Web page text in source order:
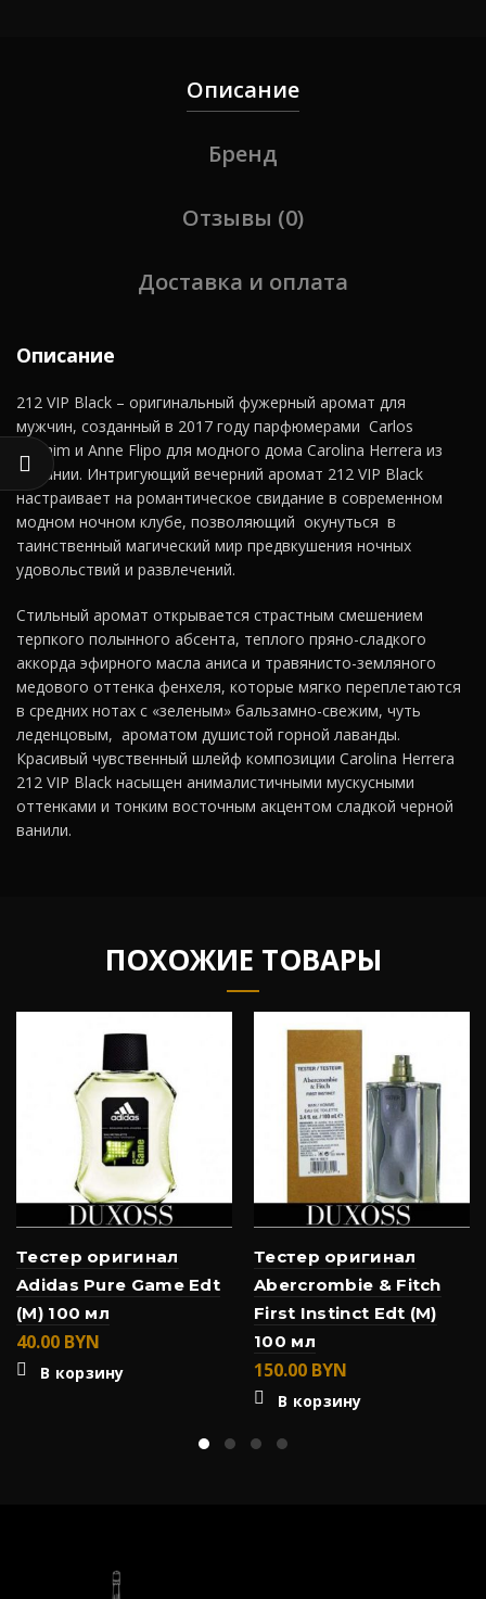
Описание
Бренд
Отзывы (0)
Доставка и оплата
Описание
212 VIP Black – оригинальный фужерный аромат для
мужчин, созданный в 2017 году парфюмерами Carlos
Benaim и Anne Flipo для модного дома Carolina Herrera из
Испании. Интригующий вечерний аромат 212 VIP Black
настраивает на романтическое свидание в современном
модном ночном клубе, позволяющий окунуться в
таинственный магический мир предвкушения ночных
удовольствий и развлечений.
Стильный аромат открывается страстным смешением
терпкого полынного абсента, теплого пряно-сладкого
аккорда эфирного масла аниса и травянисто-земляного
медового оттенка фенхеля, которые мягко переплетаются
в средних нотах с «зеленым» бальзамно-свежим, чуть
леденцовым, ароматом душистой горной лаванды.
Красивый чувственный шлейф композиции Carolina Herrera
212 VIP Black насыщен анималистичными мускусными
оттенками и тонким восточным акцентом сладкой черной
ванили.
ПОХОЖИЕ ТОВАРЫ
Тестер оригинал
Adidas Pure Game Edt
(M) 100 мл
40.00 BYN
В корзину
Тестер оригинал
Abercrombie & Fitch
First Instinct Edt (M)
100 мл
150.00 BYN
В корзину